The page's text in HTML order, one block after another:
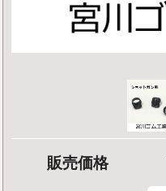
販売価格